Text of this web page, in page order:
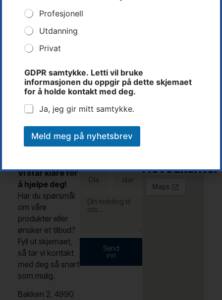
Rune Dalen
Teknisk Leder
Tlf: 37 14 31 00
rune@letti.no
Kontakt
Vi står klare for
å hjelpe deg!
Har du spørsmål
om våre
produkter eller
ønsker et tilbud?
Fyll ut skjemaet,
så tar vi kontakt
med deg så snart
som mulig.
Bakken 2, 4990
Send
inn
Hovedkontor
t
t
i
Profesjonell
Utdanning
Privat
GDPR samtykke. Letti vil bruke
informasjonen du oppgir på dette skjemaet
for å holde kontakt med deg.
Ja, jeg gir mitt samtykke.
Meld meg på nyhetsbrev